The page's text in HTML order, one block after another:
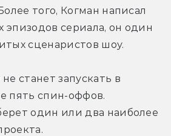
того, Когман написал
эпизодов сериала, он один
сценаристов шоу.
станет запускать в
пять спин-оффов.
один или два наиболее